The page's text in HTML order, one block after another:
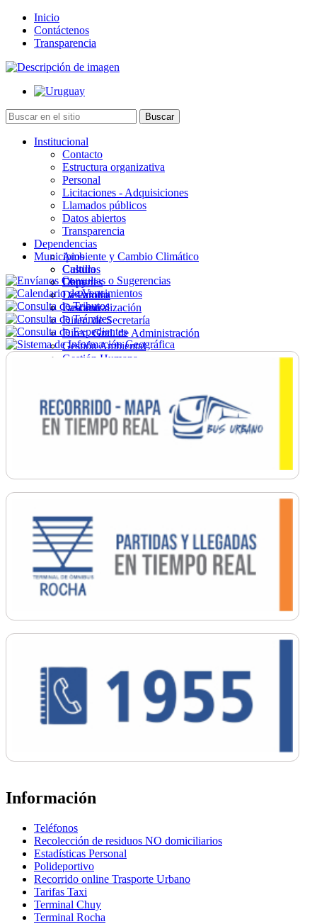
Inicio
Contáctenos
Transparencia
Institucional
Contacto
Estructura organizativa
Personal
Licitaciones - Adquisiciones
Llamados públicos
Datos abiertos
Transparencia
Dependencias
Ambiente y Cambio Climático
Cultura
Deportes
Desarrollo
Descentralización
Direc. de Secretaría
Direc. Gral. de Administración
Gestión Ambiental
Gestión Humana
Ordenamiento
Promoción Social
Salud
Secretaría General
Municipios
Castillos
Chuy
La Paloma
Lascano
Información
Teléfonos
Recolección de residuos NO domiciliarios
Estadísticas Personal
Polideportivo
Recorrido online Trasporte Urbano
Tarifas Taxi
Terminal Chuy
Terminal Rocha